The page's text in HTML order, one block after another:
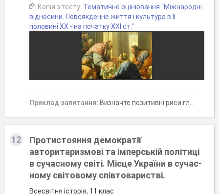
Копія з тесту: Тематичне оцінювання "Міжнародні
відносини. Повсякденне життя і культура в ІІ
половині ХХ - на початку ХХІ ст."
Приклад запитання: Визначте позитивні риси глобалізаціі (чотири відповіді)
12
Протистояння демократії
авторитаризмові та імперській політиці
в сучасному світі. Місце України в сучас-
ному світовому співтоваристві.
Всесвітня історія, 11 клас